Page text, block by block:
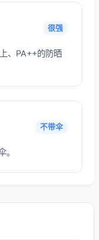
很强
、PA++的防晒
不带伞
。